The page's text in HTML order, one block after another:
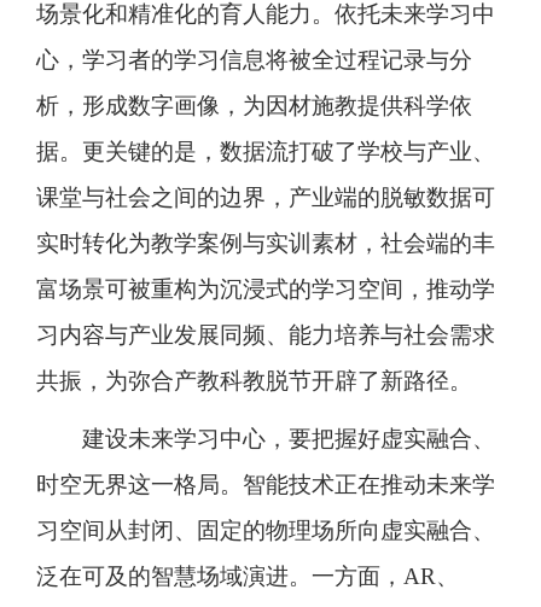
场景化和精准化的育人能力。依托未来学习中
心，学习者的学习信息将被全过程记录与分
析，形成数字画像，为因材施教提供科学依
据。更关键的是，数据流打破了学校与产业、
课堂与社会之间的边界，产业端的脱敏数据可
实时转化为教学案例与实训素材，社会端的丰
富场景可被重构为沉浸式的学习空间，推动学
习内容与产业发展同频、能力培养与社会需求
共振，为弥合产教科教脱节开辟了新路径。
建设未来学习中心，要把握好虚实融合、
时空无界这一格局。智能技术正在推动未来学
习空间从封闭、固定的物理场所向虚实融合、
泛在可及的智慧场域演进。一方面，AR、